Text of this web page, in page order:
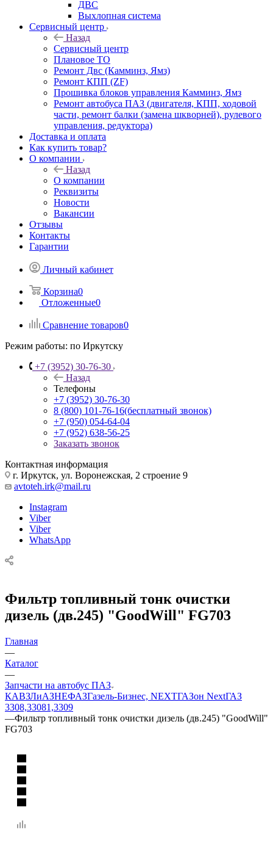
ДВС
Выхлопная система
Сервисный центр
Назад
Сервисный центр
Плановое ТО
Ремонт Двс (Камминз, Ямз)
Ремонт КПП (ZF)
Прошивка блоков управления Камминз, Ямз
Ремонт автобуса ПАЗ (двигателя, КПП, ходовой
части, ремонт балки (замена шкворней), рулевого
управления, редуктора)
Доставка и оплата
Как купить товар?
О компании
Назад
О компании
Реквизиты
Новости
Вакансии
Отзывы
Контакты
Гарантии
Личный кабинет
Корзина0
Отложенные0
Сравнение товаров0
Режим работы: по Иркутску
+7 (3952) 30-76-30
Назад
Телефоны
+7 (3952) 30-76-30
8 (800) 101-76-16(бесплатный звонок)
+7 (950) 054-64-04
+7 (952) 638-56-25
Заказать звонок
Контактная информация
г. Иркутск, ул. Воронежская, 2 строение 9
avtoteh.irk@mail.ru
Instagram
Viber
Viber
WhatsApp
Фильтр топливный тонк очистки
дизель (дв.245) "GoodWill" FG703
Главная
—
Каталог
—
Запчасти на автобус ПАЗ
КАВЗЛиАЗНЕФАЗГазель-Бизнес, NEXTГАЗон NextГАЗ
3308,33081,3309
—Фильтр топливный тонк очистки дизель (дв.245) "GoodWill"
FG703